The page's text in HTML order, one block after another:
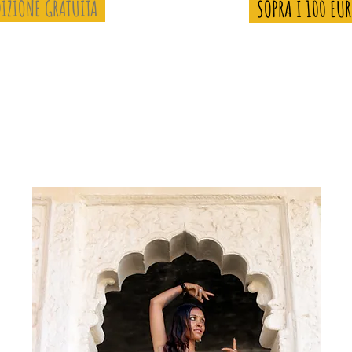
GRATUITA SOPRA I 100